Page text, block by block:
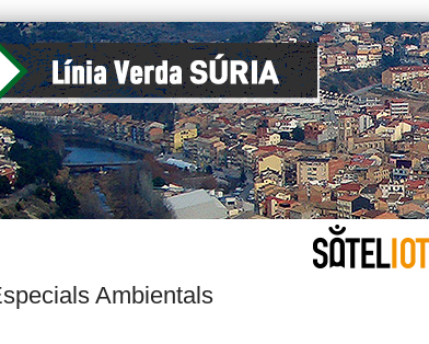
Ambientals